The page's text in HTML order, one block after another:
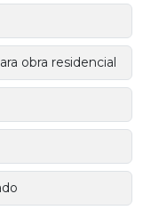
obra residencial